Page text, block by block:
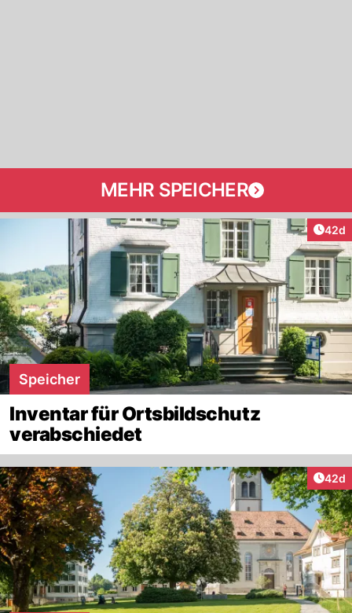
MEHR SPEICHER
42d
Speicher
Inventar für Ortsbildschutz
verabschiedet
42d